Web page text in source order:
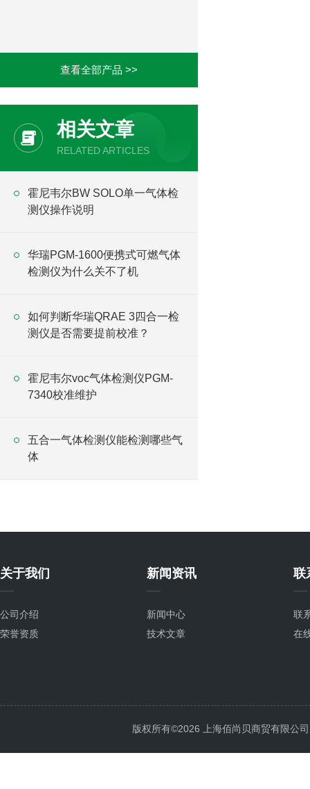
查看全部产品 >>
相关文章
RELATED ARTICLES
霍尼韦尔BW SOLO单一气体检
测仪操作说明
华瑞PGM-1600便携式可燃气体
检测仪为什么关不了机
如何判断华瑞QRAE 3四合一检
测仪是否需要提前校准？
霍尼韦尔voc气体检测仪PGM-
7340校准维护
五合一气体检测仪能检测哪些气
体
关于我们
公司介绍
荣誉资质
新闻资讯
新闻中心
技术文章
联
联
在
版权所有©2026 上海佰尚贝商贸有限公